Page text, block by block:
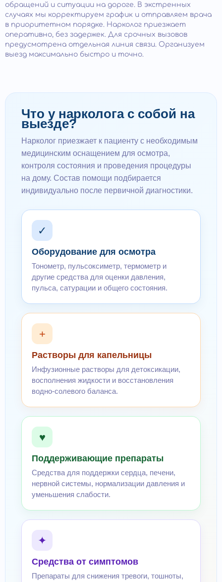
обращений и ситуации на дороге. В экстренных
случаях мы корректируем график и отправляем врача
в приоритетном порядке. Нарколог приезжает
оперативно, без задержек. Для срочных вызовов
предусмотрена отдельная линия связи. Организуем
выезд максимально быстро и точно.
Что у нарколога с собой на
выезде?
Нарколог приезжает к пациенту с необходимым
медицинским оснащением для осмотра,
контроля состояния и проведения процедуры
на дому. Состав помощи подбирается
индивидуально после первичной диагностики.
✓
Оборудование для осмотра
Тонометр, пульсоксиметр, термометр и
другие средства для оценки давления,
пульса, сатурации и общего состояния.
+
Растворы для капельницы
Инфузионные растворы для детоксикации,
восполнения жидкости и восстановления
водно-солевого баланса.
♥
Поддерживающие препараты
Средства для поддержки сердца, печени,
нервной системы, нормализации давления и
уменьшения слабости.
✦
Средства от симптомов
Препараты для снижения тревоги, тошноты,